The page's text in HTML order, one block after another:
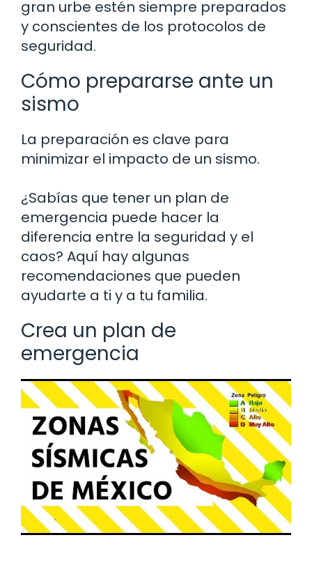
gran urbe estén siempre preparados
y conscientes de los protocolos de
seguridad.
Cómo prepararse ante un
sismo
La preparación es clave para
minimizar el impacto de un sismo.
¿Sabías que tener un plan de
emergencia puede hacer la
diferencia entre la seguridad y el
caos? Aquí hay algunas
recomendaciones que pueden
ayudarte a ti y a tu familia.
Crea un plan de
emergencia